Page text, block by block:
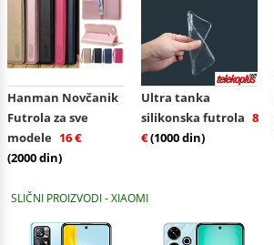
Hanman Novčanik
Futrola za sve
modele 16 €
(2000 din)
Ultra tanka
silikonska futrola 8
€(1000 din)
SLIČNI PROIZVODI - XIAOMI